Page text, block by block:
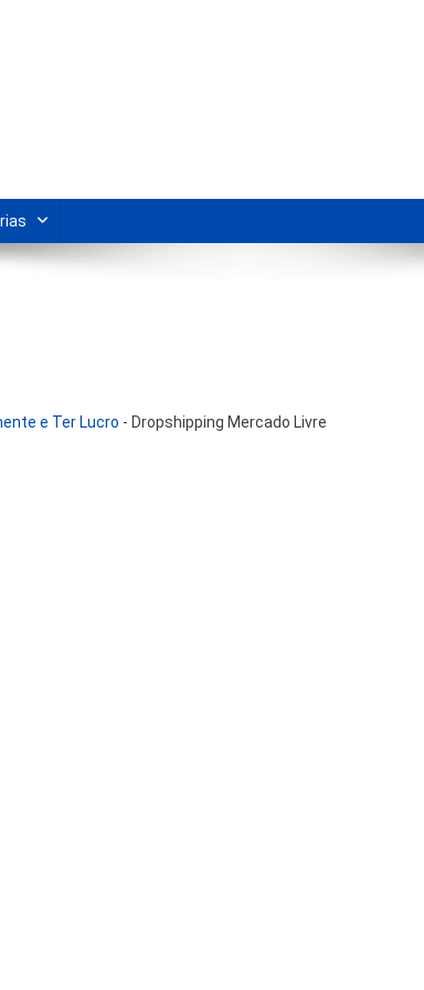
e Ter Lucro - Dropshipping Mercado Livre